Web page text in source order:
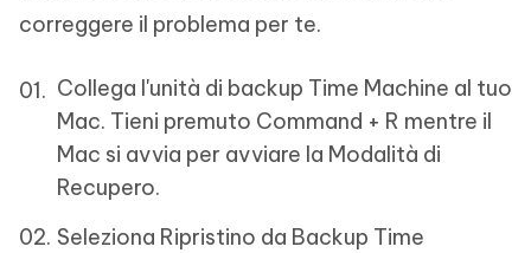
correggere il problema per te.
Collega l'unità di backup Time Machine al tuo
Mac. Tieni premuto Command + R mentre il
Mac si avvia per avviare la Modalità di
Recupero.
Seleziona Ripristino da Backup Time